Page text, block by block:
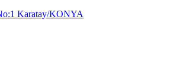
Karatay/KONYA